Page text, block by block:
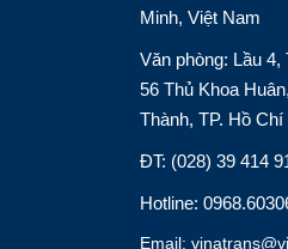
Minh, Việt Nam
Văn phòng: Lầu 4,
56 Thủ Khoa
Thành, TP. Hồ Chí
ĐT: (028) 39 414
Hotline:
Email: